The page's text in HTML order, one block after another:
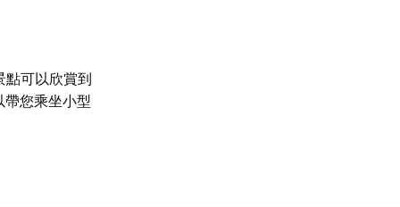
點可以欣賞到
帶您乘坐小型